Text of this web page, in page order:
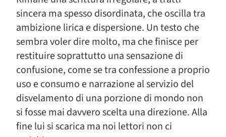
sincera ma spesso disordinata, che oscilla tra
ambizione lirica e dispersione. Un testo che
sembra voler dire molto, ma che finisce per
restituire soprattutto una sensazione di
confusione, come se tra confessione a proprio
uso e consumo e narrazione al servizio del
disvelamento di una porzione di mondo non
si fosse mai davvero scelta una direzione. Alla
fine lui si scarica ma noi lettori non ci